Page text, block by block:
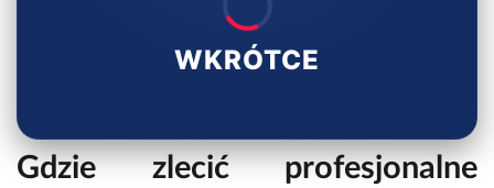
WKRÓTCE
Gdzie zlecić profesjonalne